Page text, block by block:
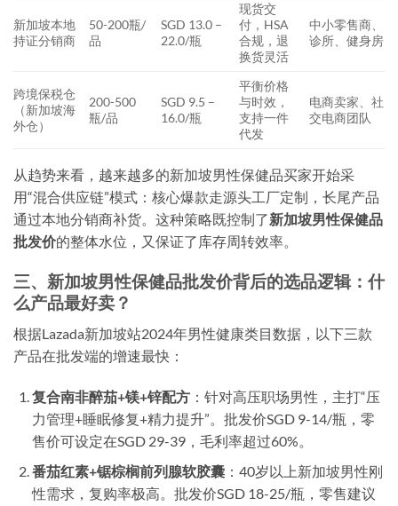
新加坡本地
持证分销商
50-200瓶/
品
SGD 13.0 –
22.0/瓶
现货交
付，HSA
合规，退
换货灵活
中小零售商、
诊所、健身房
跨境保税仓
（新加坡海
外仓）
200-500
瓶/品
SGD 9.5 –
16.0/瓶
平衡价格
与时效，
支持一件
代发
电商卖家、社
交电商团队
从趋势来看，越来越多的新加坡男性保健品买家开始采
用“混合供应链”模式：核心爆款走源头工厂定制，长尾产品
通过本地分销商补货。这种策略既控制了新加坡男性保健品
批发价的整体水位，又保证了库存周转效率。
三、新加坡男性保健品批发价背后的选品逻辑：什
么产品最好卖？
根据Lazada新加坡站2024年男性健康类目数据，以下三款
产品在批发端的增速最快：
复合南非醉茄+镁+锌配方：针对高压职场男性，主打“压
力管理+睡眠修复+精力提升”。批发价SGD 9-14/瓶，零
售价可设定在SGD 29-39，毛利率超过60%。
番茄红素+锯棕榈前列腺软胶囊：40岁以上新加坡男性刚
性需求，复购率极高。批发价SGD 18-25/瓶，零售建议